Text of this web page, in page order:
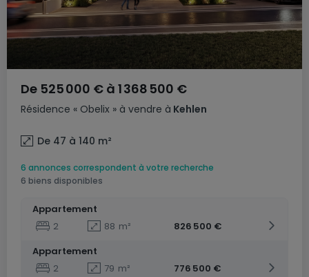
Résidence « Obelix » à vendre à Kehlen
De 525 000 € à 1 368 500 €
De 47 à 140 m²
6 annonces correspondent à votre recherche
6 biens disponibles
Appartement
2
88 m²
826 500 €
Appartement
2
79 m²
776 500 €